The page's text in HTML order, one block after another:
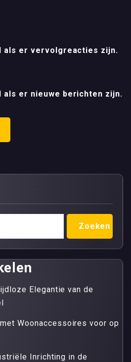
als er vervolgreacties zijn.
als er nieuwe berichten zijn.
Zoeken
Elegantie van de
Woonaccessoires voor op
Inrichting in de